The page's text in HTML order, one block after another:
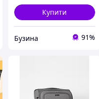
Купити
Бузина 91%